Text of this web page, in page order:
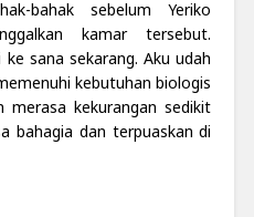
bahak sebelum Yeriko
kamar tersebut.
sana sekarang. Aku udah
kebutuhan biologis
kekurangan sedikit
bahagia dan terpuaskan di